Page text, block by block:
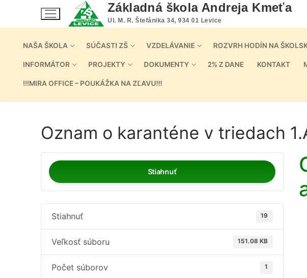
Základná škola Andreja Kmeťa
Ul. M. R. Štefánika 34, 934 01 Levice
NAŠA ŠKOLA SÚČASTI ZŠ VZDELÁVANIE ROZVRH HODÍN NA
INFORMÁTOR PROJEKTY DOKUMENTY 2% Z DANE KONTAKT
!!!MIRA OFFICE – POUKÁŽKA NA ZĽAVU!!!
Oznam o karanténe v triedach
Stiahnuť
Stiahnuť 19
Veľkosť súboru 151.08 KB
Počet súborov 1